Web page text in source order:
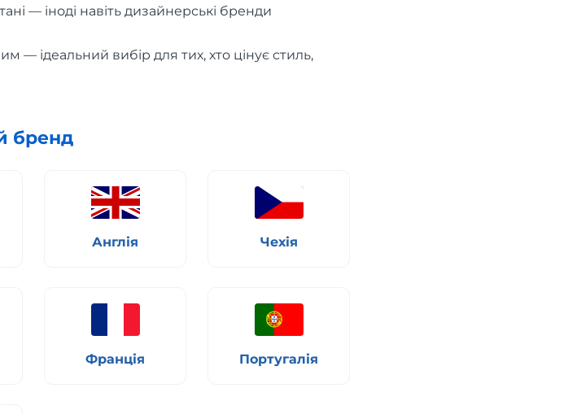
— іноді навіть дизайнерські бренди
— ідеальний вибір для тих, хто цінує стиль,
бренд
Англія Чехія
Франція Португалія